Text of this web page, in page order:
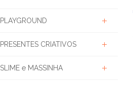
PLAYGROUND
PRESENTES CRIATIVOS
SLIME e MASSINHA